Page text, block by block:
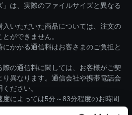
」は、実際のファイルサイズと異なる
入いただいた商品については、注文の
ができません。
にかかる通信料はお客さまのご負担と
際の通信料に関しては、お客様がご契
異なります。通信会社や携帯電話会
ださい。
度によっては5分～83分程度のお時間
。